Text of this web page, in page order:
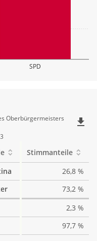
SPD
Oberbürgermeisters
file_download
Stimmanteile
26,8 %
73,2 %
2,3 %
97,7 %